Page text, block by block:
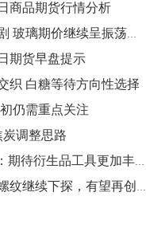
期货表现抢眼，豆二期
近2%，菜粕涨1.54%。
内期货机构对8月5日的原
商品期货行情分析
甲醇市场波动加剧 玻璃期价继续呈振荡态势
期货早盘提示
织 白糖等待方向性选择
仍需重点关注
炭调整思路
铝工业“寻电记”：期待衍生品工具更加丰富
风起云涌资产：螺纹继续下探，有望再创新低